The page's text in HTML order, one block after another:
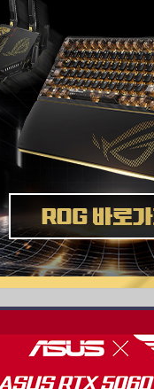
Ai · 전문가용
AI이미지생성 · 딥러닝 리
NVIDIA AI PC